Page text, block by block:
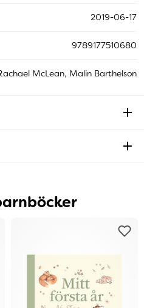
2019-06-17
9789177510680
McLean, Malin Barthelson